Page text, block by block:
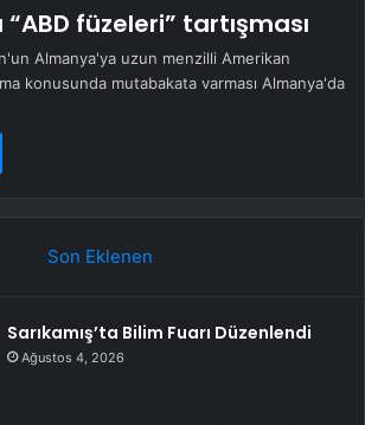
füzeleri” tartışması
Almanya'ya uzun menzilli Amerikan
konusunda mutabakata varması Almanya'da
Son Eklenen
Sarıkamış’ta Bilim Fuarı Düzenlendi
Ağustos 4, 2026